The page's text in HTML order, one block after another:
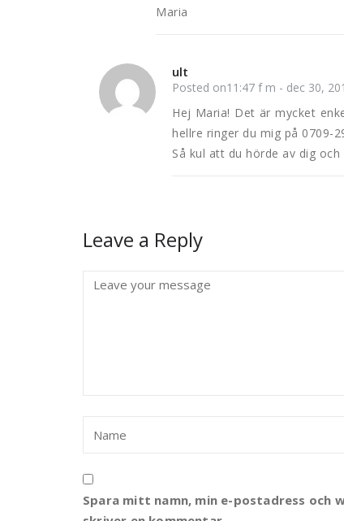
Maria
ult
Posted on11:47 f m - dec 30,
Hej Maria! Det är mycket
hellre ringer du mig på 0709-
Så kul att du hörde av dig
Leave a Reply
Spara mitt namn, min e-postadress och